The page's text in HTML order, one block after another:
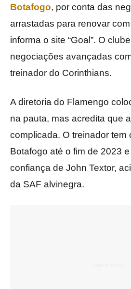
Botafogo, por conta das
arrastadas para renovar
informa o site “Goal”. O
negociações avançadas
treinador do Corinthians.
A diretoria do Flamengo
na pauta, mas acredita que
complicada. O treinador tem
Botafogo até o fim de 2023
confiança de John Textor,
da SAF alvinegra.